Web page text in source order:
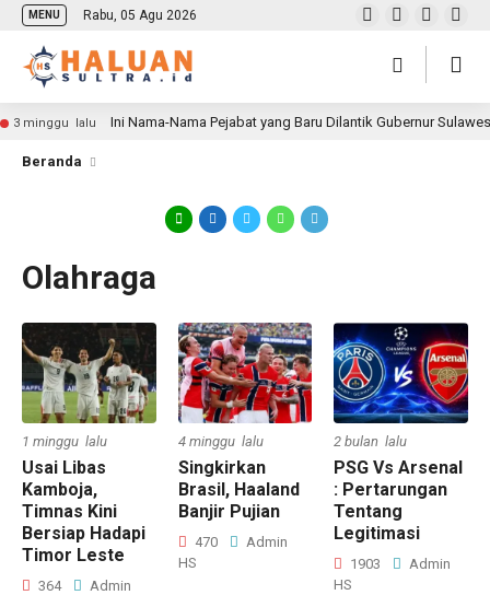
MENU Rabu, 05 Agu 2026
3 minggu lalu Ini Nama-Nama Pejabat yang Baru Dilantik Gubernur
Beranda
Olahraga
1 minggu lalu
Usai Libas
Kamboja,
Timnas Kini
Bersiap Hadapi
Timor Leste
364
Admin
4 minggu lalu
Singkirkan
Brasil, Haaland
Banjir Pujian
470
Admin
HS
2 bulan lalu
PSG Vs Arsenal
: Pertarungan
Tentang
Legitimasi
1903
Admin
HS